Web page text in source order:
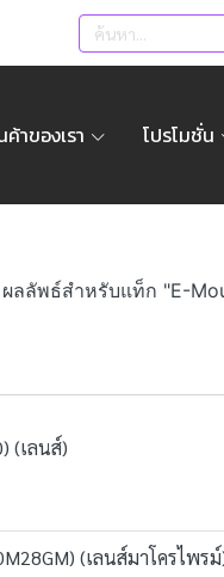
ค้าของเรา โปรโมชั่น
ลลัพธ์สำหรับแท็ก "E-
(เลนส์)
(เลนส์มาโครไพร